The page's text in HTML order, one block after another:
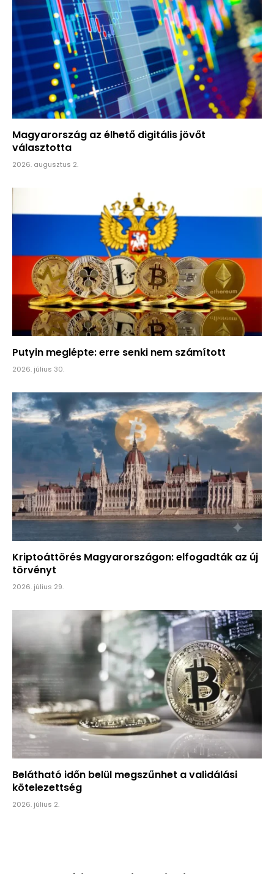
Magyarország az élhető digitális jövőt
választotta
2026. augusztus 2.
Putyin meglépte: erre senki nem számított
2026. július 30.
Kriptoáttörés Magyarországon: elfogadták az új
törvényt
2026. július 29.
Belátható időn belül megszűnhet a validálási
kötelezettség
2026. július 2.